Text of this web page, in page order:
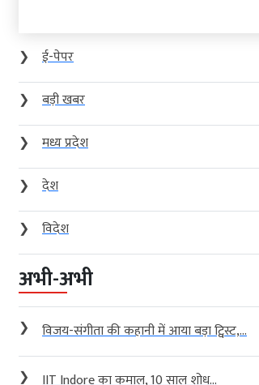
❯
ई-पेपर
❯
बड़ी खबर
❯
मध्य प्रदेश
❯
देश
❯
विदेश
अभी-अभी
❯ विजय-संगीता की कहानी में आया बड़ा ट्विस्ट,...
❯ IIT Indore का कमाल, 10 साल शोध...